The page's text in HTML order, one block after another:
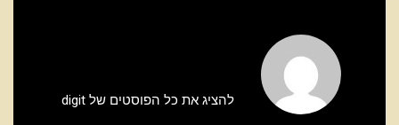
להציג את כל הפוסטים של digit